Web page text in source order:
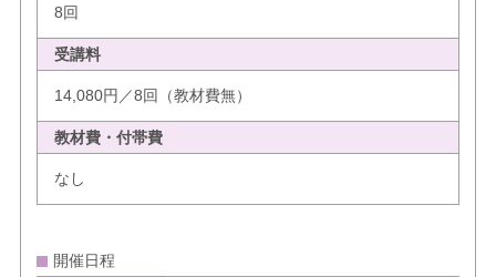
8回
受講料
14,080円／8回（教材費無）
教材費・付帯費
なし
開催日程